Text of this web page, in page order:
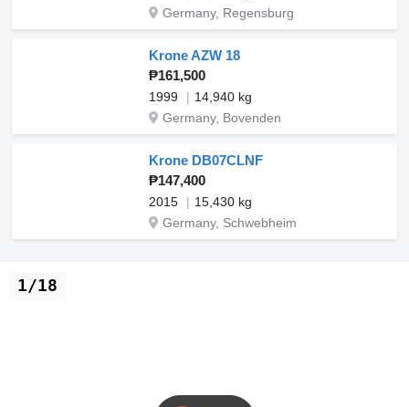
Germany, Regensburg
Krone AZW 18
₱161,500
1999
14,940 kg
Germany, Bovenden
Krone DB07CLNF
₱147,400
2015
15,430 kg
Germany, Schwebheim
1/18